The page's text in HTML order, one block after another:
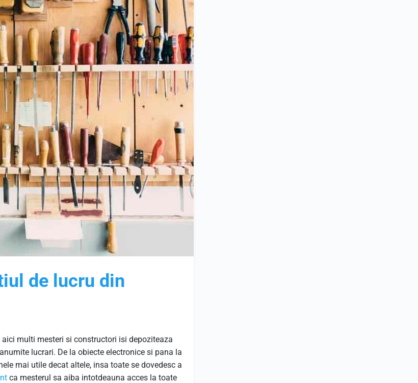
de lucru din
multi mesteri si constructori isi depoziteaza
lucrari. De la obiecte electronice si pana la
mai utile decat altele, insa toate se dovedesc a
ca mesterul sa aiba intotdeauna acces la toate